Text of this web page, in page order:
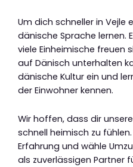
Um dich schneller in Vejle
dänische Sprache lernen.
viele Einheimische freuen
auf Dänisch unterhalten
dänische Kultur ein und
der Einwohner kennen.
Wir hoffen, dass dir
schnell heimisch zu
Erfahrung und wähle
als zuverlässigen Partner